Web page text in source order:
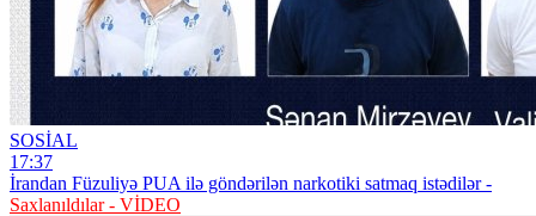
SOSİAL
17:37
İrandan Füzuliyə PUA ilə göndərilən narkotiki satmaq istədilər -
Saxlanıldılar - VİDEO